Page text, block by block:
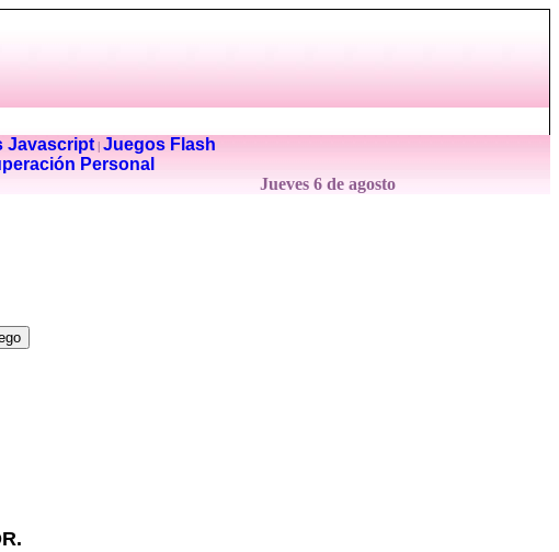
Javascript| Juegos Flash
Personal
Jueves 6 de agosto